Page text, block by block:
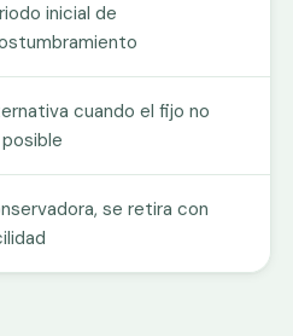
inicial de
cuando el fijo no
se retira con